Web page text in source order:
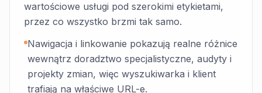
wartościowe usługi pod szerokimi etykietami,
przez co wszystko brzmi tak samo.
Nawigacja i linkowanie pokazują realne różnice
wewnątrz doradztwo specjalistyczne, audyty i
projekty zmian, więc wyszukiwarka i klient
trafiają na właściwe URL-e.